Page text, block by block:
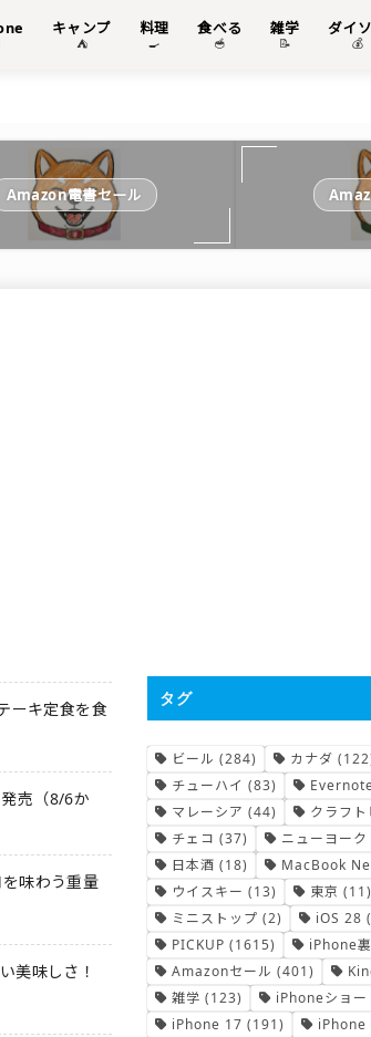
キャンプ
⛺
料理
🍳
食べる
🥣
雑学
📝
ダイ
💰
Amazon電書セール
ーキ定食を食
売（8/6か
味わう重量
美味しさ！
タグ
ビール (284) カナダ
チューハイ (83)
マレーシア (44) クラフト
チェコ (37) ニューヨーク
日本酒 (18) MacBook
ウイスキー (13) 東京 (11)
ミニストップ (2) iOS 28
PICKUP (1615) iPhone
Amazonセール (401)
雑学 (123) iPhoneショー
iPhone 17 (191) iPhone